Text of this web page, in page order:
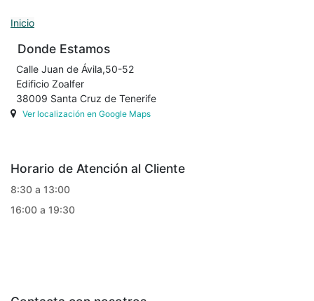
Inicio
Donde Estamos
Calle Juan de Ávila,50-52
Edificio Zoalfer
38009 Santa Cruz de Tenerife
Ver localización en Google Maps
Horario de Atención al Cliente
8:30 a 13:00
16:00 a 19:30